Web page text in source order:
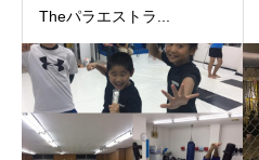
Theパラエストラ...